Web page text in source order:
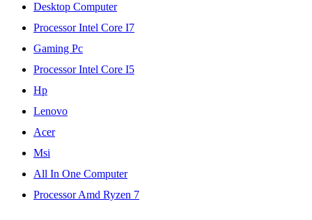
Desktop Computer
Processor Intel Core I7
Gaming Pc
Processor Intel Core I5
Hp
Lenovo
Acer
Msi
All In One Computer
Processor Amd Ryzen 7